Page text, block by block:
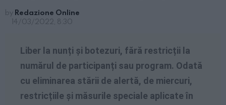
by Redazione Online
14/03/2022, 8:30
Liber la nunți și botezuri, fără restricții la
numărul de participanți sau program. Odată
cu eliminarea stării de alertă, de miercuri,
restricțiile și măsurile speciale aplicate în